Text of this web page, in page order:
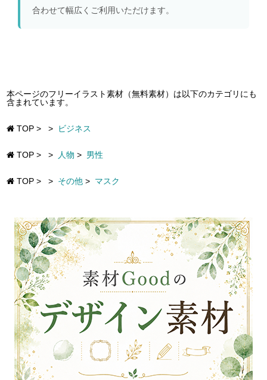
合わせて幅広くご利用いただけます。
本ページのフリーイラスト素材（無料素材）は以下のカテゴリにも
含まれています。
TOP > > ビジネス
TOP > > 人物 > 男性
TOP > > その他 > マスク